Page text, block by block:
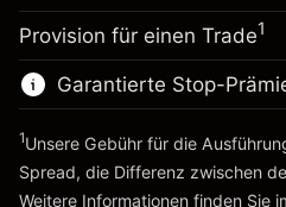
Zur Plattform
Positionsgröße mit
~$20,000.00
Geld aus Hebelwirkung
Zur Plattform
Provision für einen Trade1
Garantierte Stop-
1Unsere Gebühr für die
Spread, die Differenz zwischen
Weitere Informationen finden Sie